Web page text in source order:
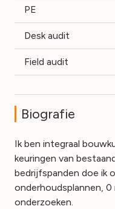
PE
Desk audit
Field audit
Biografie
Ik ben integraal
keuringen van
bedrijfspanden doe ik
onderhoudsplannen,
onderzoeken.